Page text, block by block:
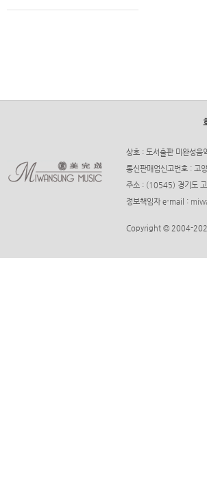
상호 : 도서출판 미완성
통신판매업신고번호 :
주소 : (10545) 경기도
정보책임자 e-mail :
Copyright © 2004-